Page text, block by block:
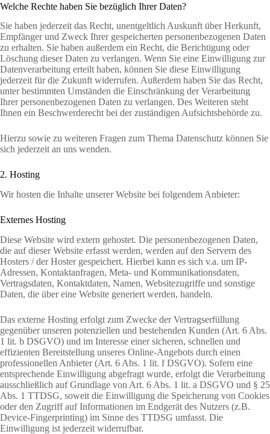
Welche Rechte haben Sie bezüglich Ihrer Daten?
Sie haben jederzeit das Recht, unentgeltlich Auskunft über Herkunft,
Empfänger und Zweck Ihrer gespeicherten personenbezogenen Daten
zu erhalten. Sie haben außerdem ein Recht, die Berichtigung oder
Löschung dieser Daten zu verlangen. Wenn Sie eine Einwilligung zur
Datenverarbeitung erteilt haben, können Sie diese Einwilligung
jederzeit für die Zukunft widerrufen. Außerdem haben Sie das Recht,
unter bestimmten Umständen die Einschränkung der Verarbeitung
Ihrer personenbezogenen Daten zu verlangen. Des Weiteren steht
Ihnen ein Beschwerderecht bei der zuständigen Aufsichtsbehörde zu.
Hierzu sowie zu weiteren Fragen zum Thema Datenschutz können Sie
sich jederzeit an uns wenden.
2. Hosting
Wir hosten die Inhalte unserer Website bei folgendem Anbieter:
Externes Hosting
Diese Website wird extern gehostet. Die personenbezogenen Daten,
die auf dieser Website erfasst werden, werden auf den Servern des
Hosters / der Hoster gespeichert. Hierbei kann es sich v.a. um IP-
Adressen, Kontaktanfragen, Meta- und Kommunikationsdaten,
Vertragsdaten, Kontaktdaten, Namen, Websitezugriffe und sonstige
Daten, die über eine Website generiert werden, handeln.
Das externe Hosting erfolgt zum Zwecke der Vertragserfüllung
gegenüber unseren potenziellen und bestehenden Kunden (Art. 6 Abs.
1 lit. b DSGVO) und im Interesse einer sicheren, schnellen und
effizienten Bereitstellung unseres Online-Angebots durch einen
professionellen Anbieter (Art. 6 Abs. 1 lit. f DSGVO). Sofern eine
entsprechende Einwilligung abgefragt wurde, erfolgt die Verarbeitung
ausschließlich auf Grundlage von Art. 6 Abs. 1 lit. a DSGVO und § 25
Abs. 1 TTDSG, soweit die Einwilligung die Speicherung von Cookies
oder den Zugriff auf Informationen im Endgerät des Nutzers (z.B.
Device-Fingerprinting) im Sinne des TTDSG umfasst. Die
Einwilligung ist jederzeit widerrufbar.